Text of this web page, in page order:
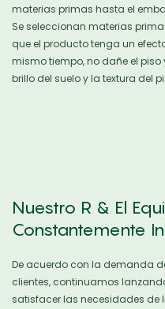
materias primas hasta el
Se seleccionan materias
que el producto tenga un
mismo tiempo, no dañe el
brillo del suelo y la textura del
Nuestro R & El
Constantemente
De acuerdo con la demanda
clientes, continuamos
satisfacer las necesidades de